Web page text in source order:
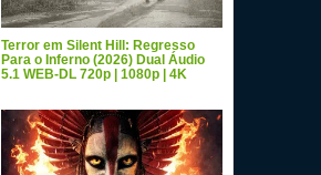
Terror em Silent Hill: Regresso
Para o Inferno (2026) Dual Áudio
5.1 WEB-DL 720p | 1080p | 4K